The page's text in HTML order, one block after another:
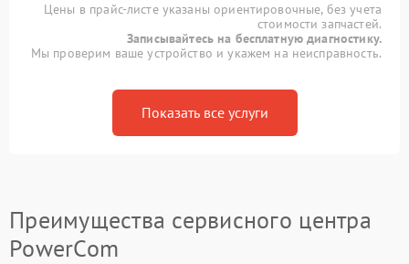
Цены в прайс-листе указаны ориентировочные, без учета
стоимости запчастей.
Записывайтесь на бесплатную диагностику.
Мы проверим ваше устройство и укажем на неисправность.
Показать все услуги
Преимущества сервисного центра
PowerCom